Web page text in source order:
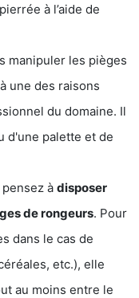
à l’aide de
manipuler les pièges
une des raisons
du domaine. Il
d'une palette et de
à disposer
de rongeurs. Pour
dans le cas de
etc.), elle
au moins entre le